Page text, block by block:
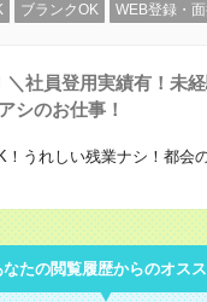
ブランクOK WEB登録・
＼社員登用実績有！未
シのお仕事！
！うれしい残業ナシ！都会
なたの閲覧履歴からのオス